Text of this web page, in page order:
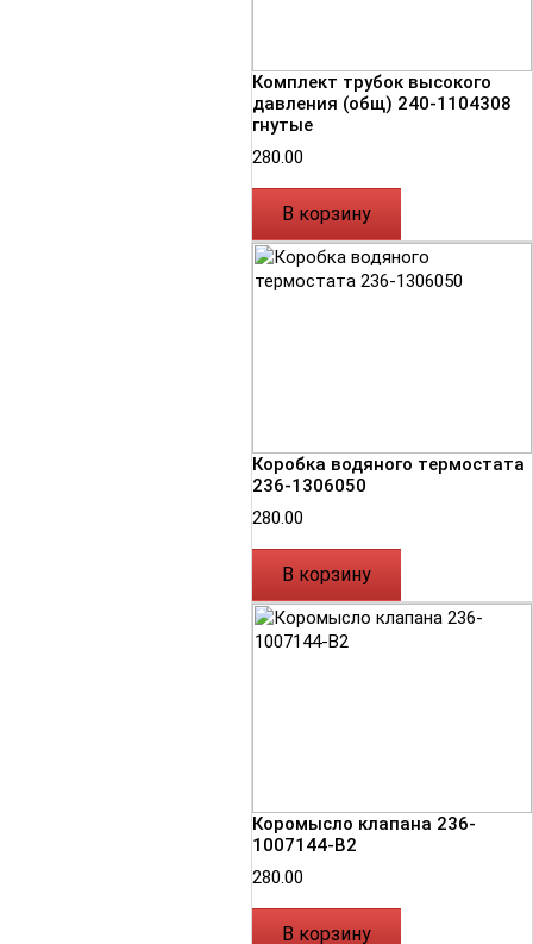
Комплект трубок высокого
давления (общ) 240-1104308
гнутые
280.00
В корзину
Коробка водяного термостата
236-1306050
280.00
В корзину
Коромысло клапана 236-
1007144-В2
280.00
В корзину